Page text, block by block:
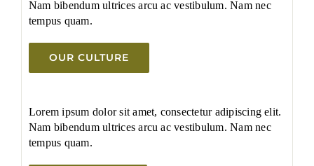
Nam bibendum ultrices arcu ac vestibulum. Nam nec
tempus quam.
OUR CULTURE
Lorem ipsum dolor sit amet, consectetur adipiscing elit.
Nam bibendum ultrices arcu ac vestibulum. Nam nec
tempus quam.